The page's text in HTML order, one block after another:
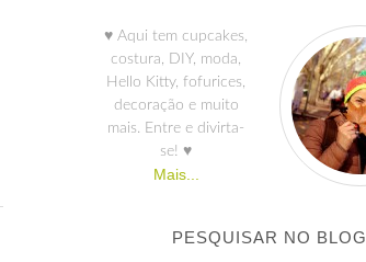
♥ Aqui tem cupcakes,
costura, DIY, moda,
Hello Kitty, fofurices,
decoração e muito
mais. Entre e divirta-
se! ♥
Mais...
PESQUISAR NO BLOG